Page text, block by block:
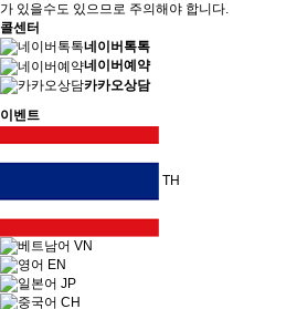
가 있을수도 있으므로 주의해야 합니다.
콜센터
네이버톡톡
네이버예약
카카오상담
이벤트
TH
VN
EN
JP
CH